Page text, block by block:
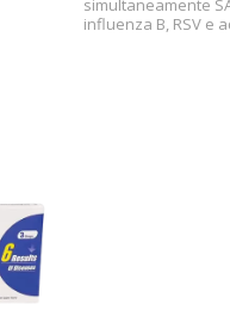
simultaneamente
influenza B, RSV e